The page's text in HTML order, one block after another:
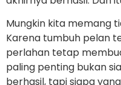
Mungkin kita memang
Karena tumbuh pelan
perlahan tetap
paling penting bukan
berhasil, tapi siapa